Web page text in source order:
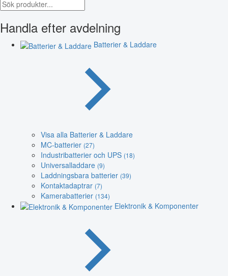
Handla efter avdelning
Batterier & Laddare
Visa alla Batterier & Laddare
MC-batterier (27)
Industribatterier och UPS (18)
Universalladdare (9)
Laddningsbara batterier (39)
Kontaktadaptrar (7)
Kamerabatterier (134)
Elektronik & Komponenter